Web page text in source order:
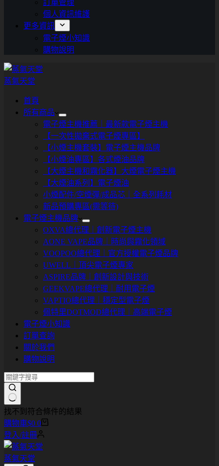
訂單管理
個人資訊維護
更多資訊
電子煙小知識
購物說明
蒸氣天堂
首頁
所有商品
電子煙主機推薦｜最新款電子煙主機
【一次性拋棄式電子煙專區】
【小煙主機套裝】電子煙主機品牌
【小煙油專區】各式煙油品牌
【大煙主機和霧化器】大煙電子煙主機
【大煙油系列】電子煙油
小煙配件/空煙彈/成品芯｜全系列耗材
新品預購專區(需等待)
電子煙主機品牌
OXVA總代理｜創新電子煙主機
AONE VAPE品牌｜時尚與霧化領域
VOOPOO總代理｜官方授權電子煙品牌
UWELL｜頂尖電子煙專家
ASPIRE品牌｜創新設計與技術
GEEKVAPE總代理｜耐用電子煙
VAPTIO總代理｜穩定型電子煙
佩特里DOTMOD總代理｜高端電子煙
電子煙小知識
訂單查詢
關於我們
購物說明
找不到符合條件的結果
購物車$0 0
登入/註冊
蒸氣天堂